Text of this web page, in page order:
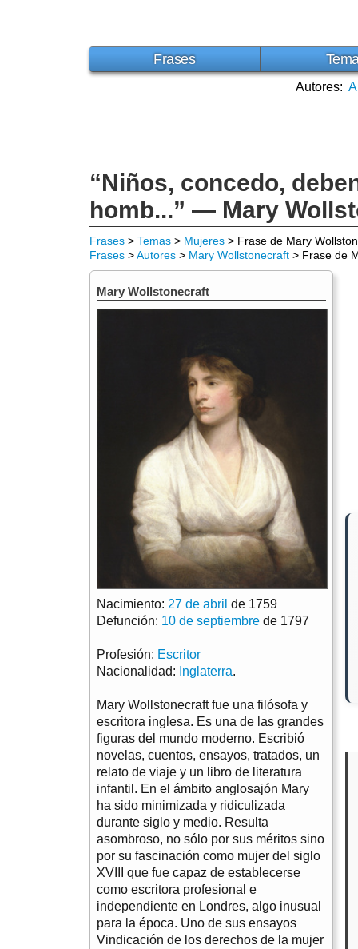
Frases
Autores: A
“Niños, concedo,
homb...” — Mary
Frases > Temas > Mujeres > Frase de Mary
Frases >Autores > Mary Wollstonecraft > Frase de
Mary Wollstonecraft
Nacimiento: 27 de abril de 1759
Defunción: 10 de septiembre de 1797
Profesión: Escritor
Nacionalidad: Inglaterra.
Mary Wollstonecraft fue una filósofa y
escritora inglesa. Es una de las grandes
figuras del mundo moderno. Escribió
novelas, cuentos, ensayos, tratados, un
relato de viaje y un libro de literatura
infantil. En el ámbito anglosajón Mary
ha sido minimizada y ridiculizada
durante siglo y medio. Resulta
asombroso, no sólo por sus méritos sino
por su fascinación como mujer del siglo
XVIII que fue capaz de establecerse
como escritora profesional e
independiente en Londres, algo inusual
para la época. Uno de sus ensayos
Vindicación de los derechos de la mujer